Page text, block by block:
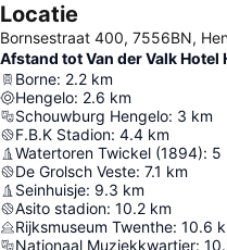
Locatie
Bornsestraat 400, 7556BN,
Afstand tot Van der Valk Hotel
Borne: 2.2 km
Hengelo: 2.6 km
Schouwburg Hengelo: 3 km
F.B.K Stadion: 4.4 km
Watertoren Twickel (1894): 5
De Grolsch Veste: 7.1 km
Seinhuisje: 9.3 km
Asito stadion: 10.2 km
Rijksmuseum Twenthe: 10.6
Nationaal Muziekkwartier: